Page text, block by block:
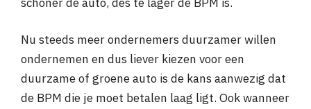
Nu steeds meer ondernemers duurzamer willen
ondernemen en dus liever kiezen voor een
duurzame of groene auto is de kans aanwezig dat
de BPM die je moet betalen laag ligt. Ook wanneer